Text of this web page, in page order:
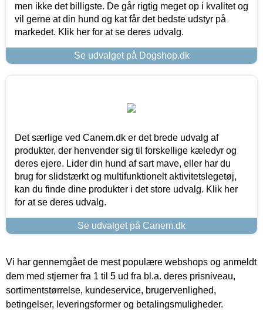
men ikke det billigste. De går rigtig meget op i kvalitet og
vil gerne at din hund og kat får det bedste udstyr på
markedet. Klik her for at se deres udvalg.
Se udvalget på Dogshop.dk
Det særlige ved Canem.dk er det brede udvalg af
produkter, der henvender sig til forskellige kæledyr og
deres ejere. Lider din hund af sart mave, eller har du
brug for slidstærkt og multifunktionelt aktivitetslegetøj,
kan du finde dine produkter i det store udvalg. Klik her
for at se deres udvalg.
Se udvalget på Canem.dk
Vi har gennemgået de mest populære webshops og anmeldt
dem med stjerner fra 1 til 5 ud fra bl.a. deres prisniveau,
sortimentstørrelse, kundeservice, brugervenlighed,
betingelser, leveringsformer og betalingsmuligheder.